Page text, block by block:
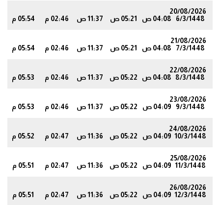
20/08/2026
6/3/1448
04:08 ص 05:21 ص 11:37 ص 02:46 م 05:54 م
21/08/2026
7/3/1448
04:08 ص 05:21 ص 11:37 ص 02:46 م 05:54 م
22/08/2026
8/3/1448
04:08 ص 05:22 ص 11:37 ص 02:46 م 05:53 م
23/08/2026
9/3/1448
04:09 ص 05:22 ص 11:37 ص 02:46 م 05:53 م
24/08/2026
10/3/1448 04:09 ص 05:22 ص 11:36 ص 02:47 م 05:52 م
25/08/2026
11/3/1448 04:09 ص 05:22 ص 11:36 ص 02:47 م 05:51 م
26/08/2026
12/3/1448 04:09 ص 05:22 ص 11:36 ص 02:47 م 05:51 م